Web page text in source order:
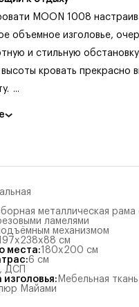
MOON 1008
объемное изголовье,
и стильную обстановку
кровать прекрасно
...
металлическая рама
ламелями
механизмом
см
места:180x200 см
:6 см
, ДСП
: Мебельная ткань
Майами